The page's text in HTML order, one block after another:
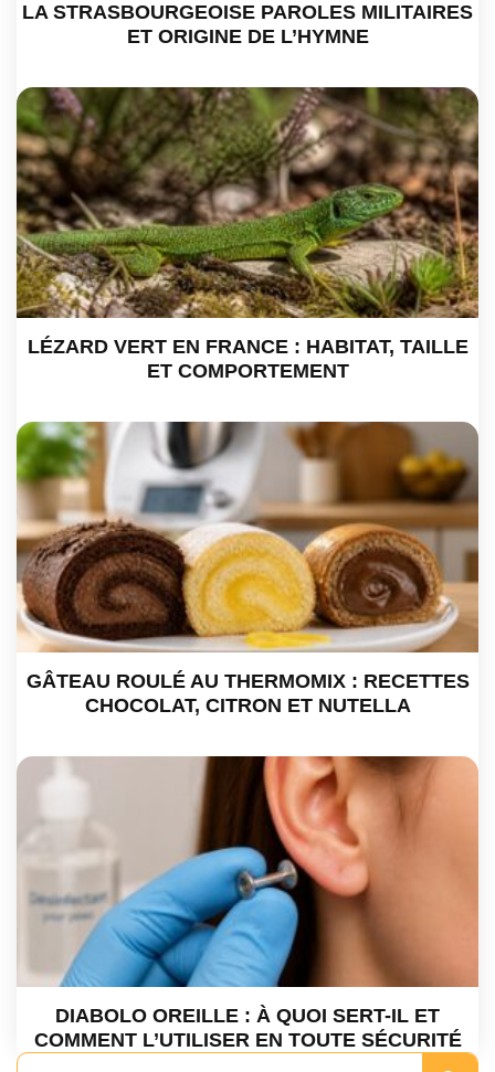
LA STRASBOURGEOISE PAROLES MILITAIRES
ET ORIGINE DE L’HYMNE
LÉZARD VERT EN FRANCE : HABITAT, TAILLE
ET COMPORTEMENT
GÂTEAU ROULÉ AU THERMOMIX : RECETTES
CHOCOLAT, CITRON ET NUTELLA
DIABOLO OREILLE : À QUOI SERT-IL ET
COMMENT L’UTILISER EN TOUTE SÉCURITÉ